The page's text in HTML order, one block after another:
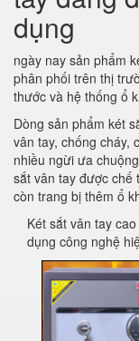
dụng
ngày nay sản phẩm
phân phối trên thị
thước và hệ thống ổ
Dòng sản phẩm két
vân tay, chống cháy,
nhiều ngừi ưa
sắt vân tay được chế
còn trang bị thêm ổ
Két sắt vân tay
dụng công nghệ